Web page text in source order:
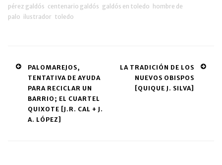
pérez galdós centenario galdós galdós en toledo hombre de
palo ilustrador toledo
Post
navigation
PALOMAREJOS,
TENTATIVA DE AYUDA
PARA RECICLAR UN
BARRIO; EL CUARTEL
QUIXOTE [J.R. CAL + J.
A. LÓPEZ]
LA TRADICIÓN DE LOS
NUEVOS OBISPOS
[QUIQUE J. SILVA]